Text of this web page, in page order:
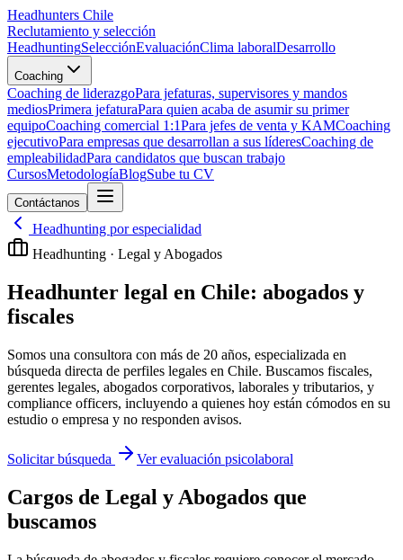
Headhunters Chile
Reclutamiento y selección
HeadhuntingSelecciónEvaluaciónClima laboralDesarrollo
Coaching
Coaching de liderazgoPara jefaturas, supervisores y mandos
mediosPrimera jefaturaPara quien acaba de asumir su primer
equipoCoaching comercial 1:1Para jefes de venta y KAMCoaching
ejecutivoPara empresas que desarrollan a sus líderesCoaching de
empleabilidadPara candidatos que buscan trabajo
CursosMetodologíaBlogSube tu CV
Contáctanos
Headhunting por especialidad
Headhunting · Legal y Abogados
Headhunter legal en Chile: abogados y
fiscales
Somos una consultora con más de 20 años, especializada en
búsqueda directa de perfiles legales en Chile. Buscamos fiscales,
gerentes legales, abogados corporativos, laborales y tributarios, y
compliance officers, incluyendo a quienes hoy están cómodos en su
estudio o empresa y no responden avisos.
Solicitar búsqueda Ver evaluación psicolaboral
Cargos de Legal y Abogados que
buscamos